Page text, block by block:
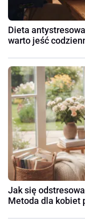
Dieta
warto jeść
Jak się
Metoda dla kobiet